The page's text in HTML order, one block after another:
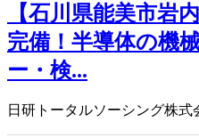
【石川県能美市岩
完備！半導体の機
ー・検...
日研トータルソーシング株式